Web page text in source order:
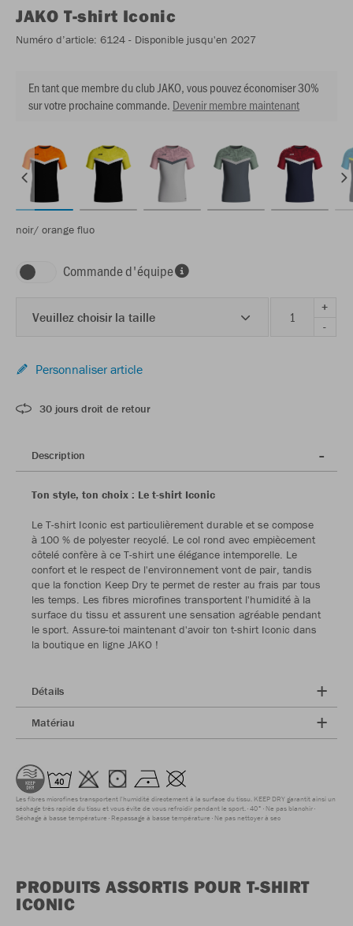
JAKO T-shirt Iconic
Numéro d’article: 6124 - Disponible jusqu'en 2027
En tant que membre du club JAKO, vous pouvez économiser 30%
sur votre prochaine commande. Devenir membre maintenant
noir/ orange fluo
Commande d'équipe
Veuillez choisir la taille
+
-
Personnaliser article
30 jours droit de retour
Description
Ton style, ton choix : Le t-shirt Iconic
Le T-shirt Iconic est particulièrement durable et se compose
à 100 % de polyester recyclé. Le col rond avec empiècement
côtelé confère à ce T-shirt une élégance intemporelle. Le
confort et le respect de l'environnement vont de pair, tandis
que la fonction Keep Dry te permet de rester au frais par tous
les temps. Les fibres microfines transportent l'humidité à la
surface du tissu et assurent une sensation agréable pendant
le sport. Assure-toi maintenant d'avoir ton t-shirt Iconic dans
la boutique en ligne JAKO !
Détails
Matériau
Les fibres microfines transportent l'humidité directement à la surface du tissu. KEEP DRY garantit ainsi un
séchage très rapide du tissu et vous évite de vous refroidir pendant le sport. 40° Ne pas blanchir
Séchage à basse température Repassage à basse température Ne pas nettoyer à sec
PRODUITS ASSORTIS POUR T-SHIRT
ICONIC